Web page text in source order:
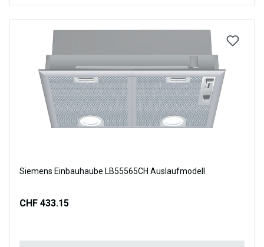
Siemens Einbauhaube LB55565CH Auslaufmodell
CHF 433.15